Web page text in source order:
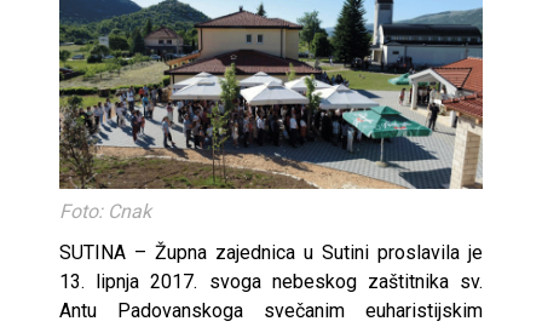
Foto: Cnak
SUTINA – Župna zajednica u Sutini proslavila je
13. lipnja 2017. svoga nebeskog zaštitnika sv.
Antu Padovanskoga svečanim euharistijskim